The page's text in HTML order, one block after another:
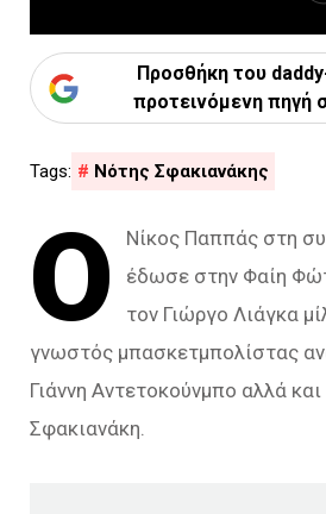
Προσθήκη του
προτεινόμενη πηγή
Νότης Σφακιανάκης
Ο
Νίκος Παππάς στη
έδωσε στην Φαίη
τον Γιώργο Λιάγκα
γνωστός μπασκετμπολίστας
Γιάννη Αντετοκούνμπο αλλά
Σφακιανάκη.